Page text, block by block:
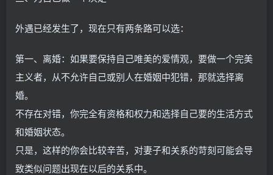
外遇已经发生了，现在只有两条路可以选：
第一、离婚：如果要保持自己唯美的爱情观，要做一个完美
主义者，从不允许自己或别人在婚姻中犯错，那就选择离
婚。
不存在对错，你完全有资格和权力和选择自己要的生活方式
和婚姻状态。
只是，这样的你会比较辛苦，对妻子和关系的苛刻可能会导
致类似问题出现在以后的关系中。